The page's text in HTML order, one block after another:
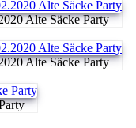
Alte Säcke Party
Alte Säcke Party